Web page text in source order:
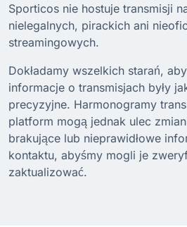
Sporticos nie hostuje transmisji
nielegalnych, pirackich ani
streamingowych.
Dokładamy wszelkich starań,
informacje o transmisjach były
precyzyjne. Harmonogramy
platform mogą jednak ulec
brakujące lub nieprawidłowe
kontaktu, abyśmy mogli je
zaktualizować.